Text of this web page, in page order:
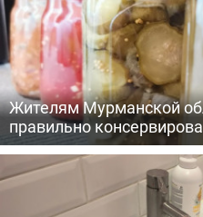
Жителям Мурманской
правильно